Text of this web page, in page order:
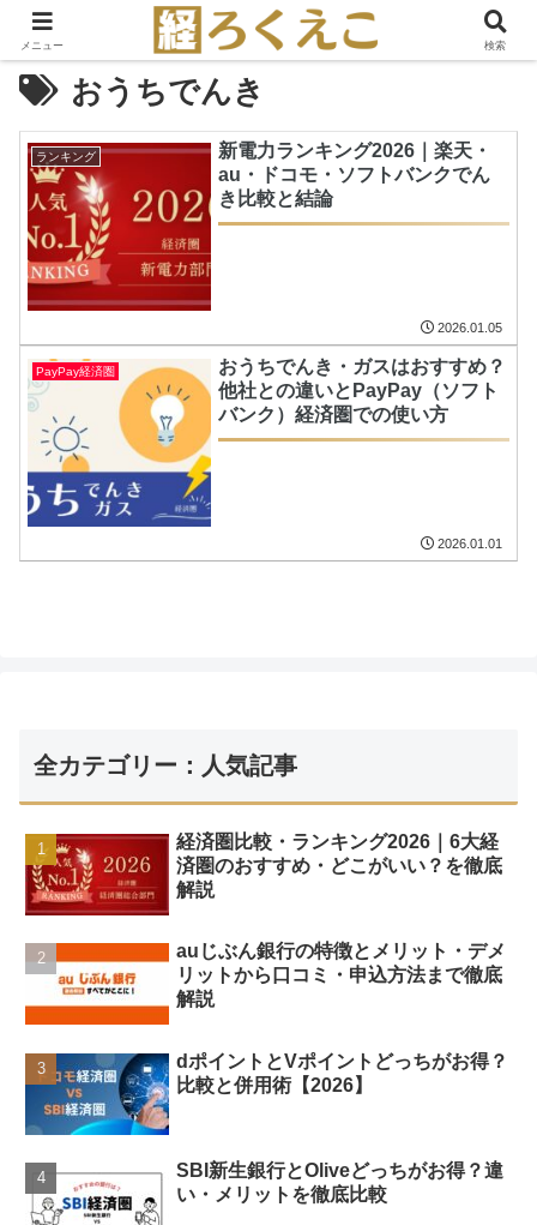
おうちでんき
ランキング
新電力ランキング2026｜楽天・
au・ドコモ・ソフトバンクでん
き比較と結論
2026.01.05
PayPay経済圏
おうちでんき・ガスはおすすめ？
他社との違いとPayPay（ソフト
バンク）経済圏での使い方
2026.01.01
全カテゴリー：人気記事
経済圏比較・ランキング2026｜6大経
済圏のおすすめ・どこがいい？を徹底
解説
auじぶん銀行の特徴とメリット・デメ
リットから口コミ・申込方法まで徹底
解説
dポイントとVポイントどっちがお得？
比較と併用術【2026】
SBI新生銀行とOliveどっちがお得？違
い・メリットを徹底比較
メニュー 検索